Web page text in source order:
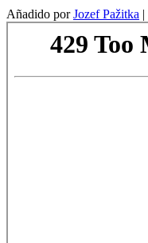
Añadido porJozef Pažitka |